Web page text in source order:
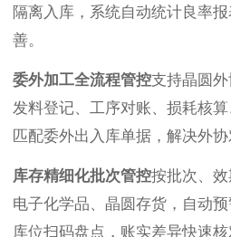
隔离入库，系统自动统计良率
善。
委外加工全流程管控支持晶圆
发料登记、工序对账、损耗核
匹配委外出入库单据，解决外协
库存精细化批次管控按批次、
电子化学品、晶圆存货，自动
库位扫码盘点，账实差异快速核